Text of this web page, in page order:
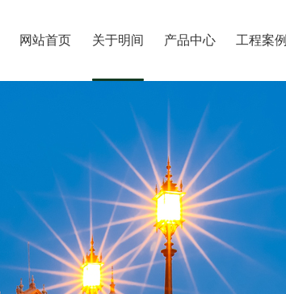
网站首页 关于明间 产品中心 工程案例